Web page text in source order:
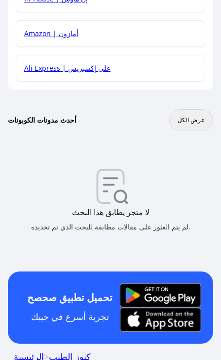
Amazon | أمازون
Ali Express | علي إكسبريس
أحدث مدونات الكوبونات عرض الكل
لا متجر يطابق هذا البحث
لم يتم العثور على مقالات مطابقة للبحث الذي تم تحديده.
تحميل تطبيق صحصح
تجربة أسرع في جيبك
الرئيسية>كنوز الطيب